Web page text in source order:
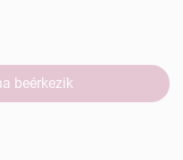
beérkezik